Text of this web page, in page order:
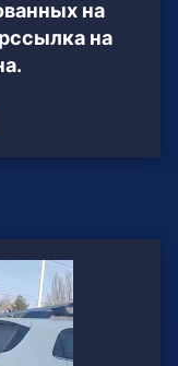
на
на